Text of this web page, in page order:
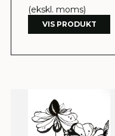
(ekskl. moms)
VIS PRODUKT